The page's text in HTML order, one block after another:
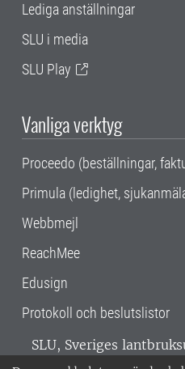
Lediga anställningar
SLU i media
SLU Play
Vanliga verktyg
Proceedo (beställningar,
Primula (ledighet,
Webbmejl
ReachMee
Edusign
Protokoll och beslutslistor
SLU, Sveriges
verksamhet över hela